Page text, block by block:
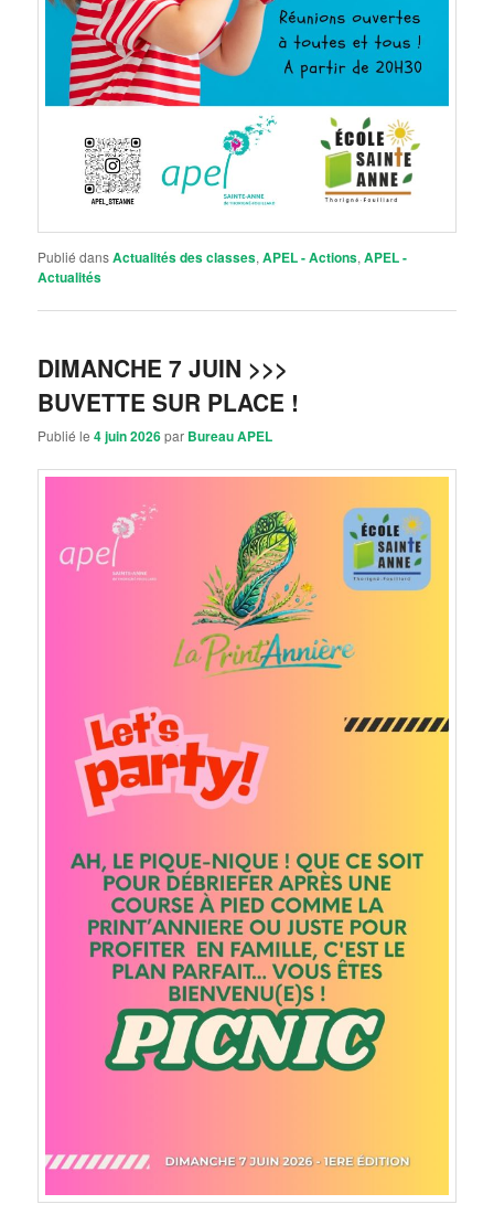
Publié dansActualités des classes,APEL - Actions,APEL -
Actualités
DIMANCHE 7 JUIN >>>
BUVETTE SUR PLACE !
Publié le4 juin 2026par Bureau APEL